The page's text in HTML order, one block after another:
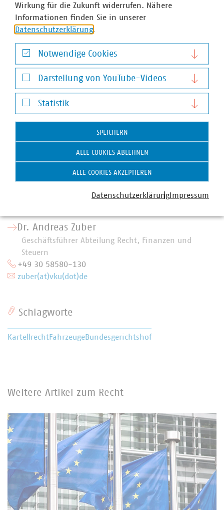
Dr. Andreas Zuber
Geschäftsführer Abteilung Recht, Finanzen und
Steuern
+49 30 58580-130
zuber(at)vku(dot)de
Schlagworte
Kartellrecht FahrzeugeBundesgerichtshof
Weitere Artikel zum Recht
Wirkung für die Zukunft widerrufen. Nähere
Informationen finden Sie in unserer
Datenschutzerklärung
Notwendige Cookies
Notwendige Cookies
Darstellung von YouTube-Videos
Darstellung von YouTube-Videos
Statistik
Statistik
SPEICHERN
ALLE COOKIES ABLEHNEN
ALLE COOKIES AKZEPTIEREN
DatenschutzerklärungImpressum